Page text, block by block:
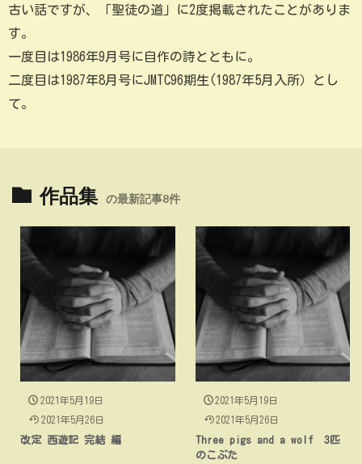
古い話ですが、「聖徒の道」に2度掲載されたことがありま
す。
一度目は1986年9月号に自作の詩とともに。
二度目は1987年8月号にJMTC96期生(1987年5月入所）とし
て。
作品集 の最新記事8件
2021年5月19日
2021年5月26日
改定 西遊記 完結 編
2021年5月19日
2021年5月26日
Three pigs and a wolf 3匹
のこぶた